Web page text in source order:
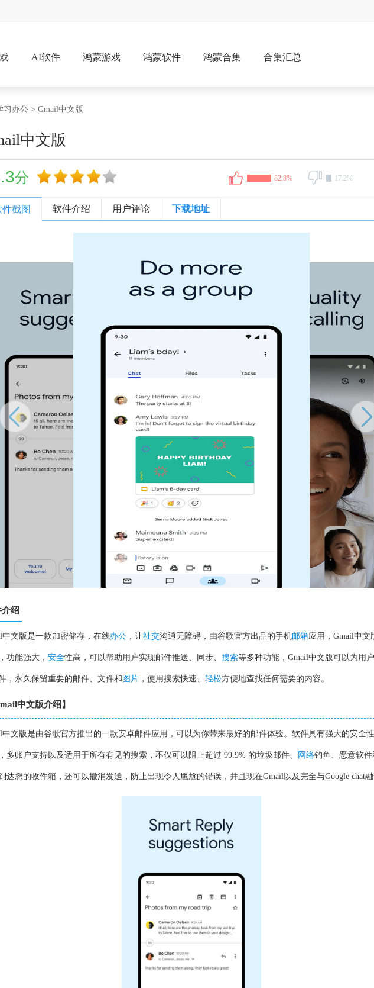
AI软件 鸿蒙游戏 鸿蒙软件 鸿蒙合集 合集汇总
习办公 > Gmail中文版
中文版
分 82.8% 17.2%
件截图 软件介绍 用户评论 下载地址
介绍
中文版是一款加密储存，在线办公 ，让社交沟通无障碍，由谷歌官方出品的手机邮箱应用，Gmail中文
功能强大， 安全性高，可以帮助用户实现邮件推送、同步、 搜索等多种功能，Gmail中文版可以为用
，永久保留重要的邮件、文件和 图片 ，使用搜索快速、 轻松方便地查找任何需要的内容。
中文版介绍】
中文版是由谷歌官方推出的一款安卓邮件应用，可以为你带来最好的邮件体验。软件具有强大的安全
多账户支持以及适用于所有有见的搜索，不仅可以阻止超过 99.9% 的垃圾邮件、 网络钓鱼、恶意软
达您的收件箱，还可以撤消发送，防止出现令人尴尬的错误，并且现在Gmail以及完全与Google chat融